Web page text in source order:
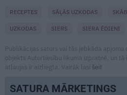
RECEPTES SĀĻĀS UZKODAS
UZKODAS SIERS SIERA ĒDIENI
Publikācijas saturs vai tās jebkāda
objekts Autortiesību likuma izpratnē, un tā
atļaujas ir aizliegta. Vairāk lasi šeit
SATURA MĀRKETINGS